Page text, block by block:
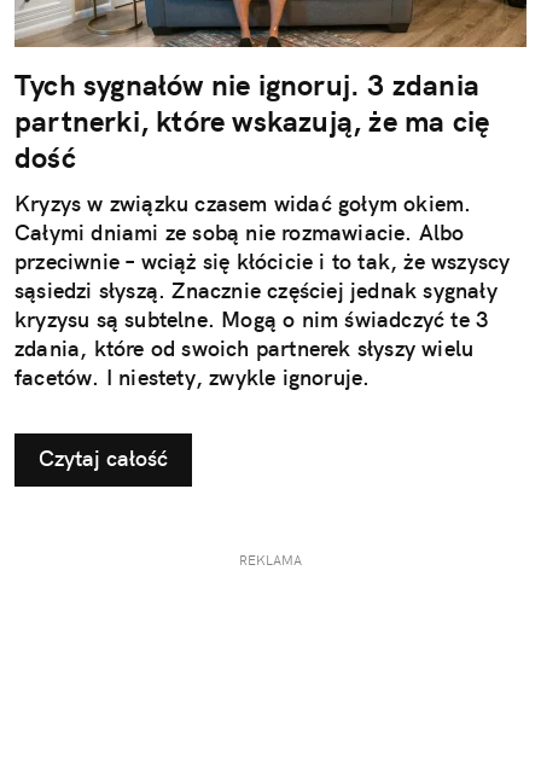
Tych sygnałów nie ignoruj. 3 zdania
partnerki, które wskazują, że ma cię
dość
Kryzys w związku czasem widać gołym okiem.
Całymi dniami ze sobą nie rozmawiacie. Albo
przeciwnie – wciąż się kłócicie i to tak, że wszyscy
sąsiedzi słyszą. Znacznie częściej jednak sygnały
kryzysu są subtelne. Mogą o nim świadczyć te 3
zdania, które od swoich partnerek słyszy wielu
facetów. I niestety, zwykle ignoruje.
Czytaj całość
REKLAMA